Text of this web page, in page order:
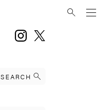
instagram
SEARCH